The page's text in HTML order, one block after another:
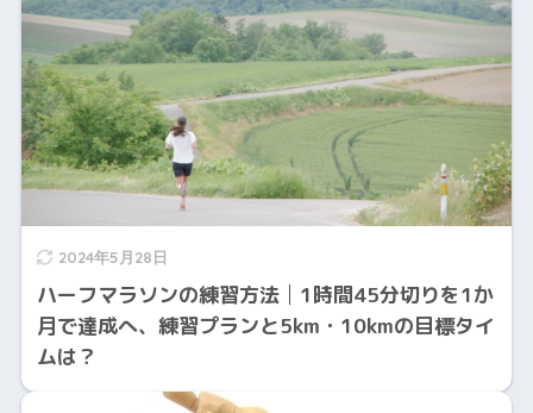
2024年5月28日
ハーフマラソンの練習方法│1時間45分切りを1か
月で達成へ、練習プランと5km・10kmの目標タイ
ムは？